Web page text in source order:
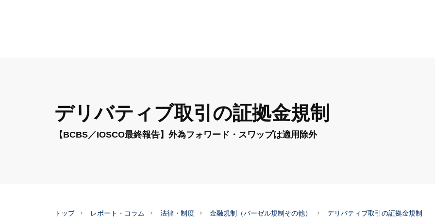
デリバティブ取引の証拠金規制
【BCBS／IOSCO最終報告】外為フォワード・スワップは適用除外
トップ レポート・コラム 法律・制度 金融規制（バーゼル規制その他） デリバティブ取引の証拠金規制